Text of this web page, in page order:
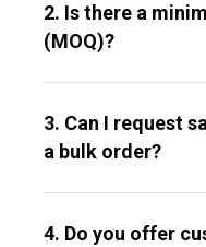
2. Is there a
(MOQ)?
3. Can I request
a bulk order?
4. Do you offer